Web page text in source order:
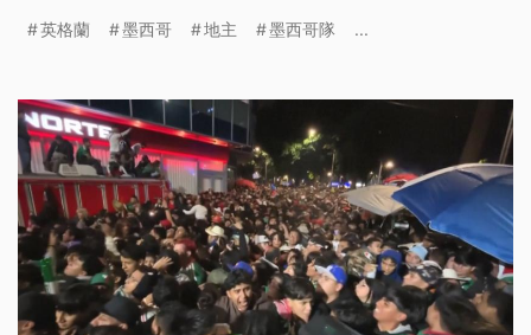
對決挪威。
英格蘭 墨西哥 地主 墨西哥隊 ...